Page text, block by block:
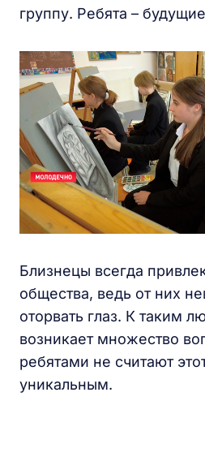
группу. Ребята –
Близнецы всегда
общества, ведь от них
оторвать глаз. К таким
возникает множество
ребятами не считают
уникальным.